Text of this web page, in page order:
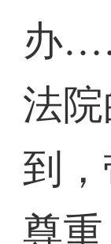
办
法
到
尊